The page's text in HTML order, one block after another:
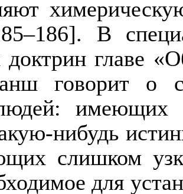
В
главе
говорит о
имеющих
нибудь
слишком
для